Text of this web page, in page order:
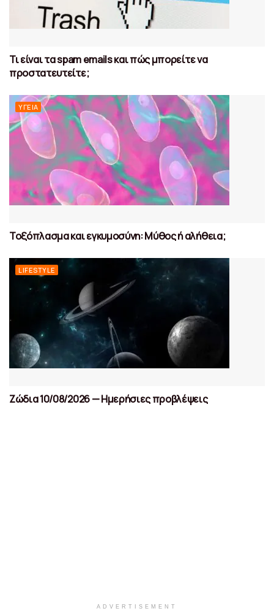
Τι είναι τα spam emails και πώς μπορείτε να
προστατευτείτε;
ΥΓΕΊΑ
Τοξόπλασμα και εγκυμοσύνη: Μύθος ή αλήθεια;
LIFESTYLE
Ζώδια 10/08/2026 — Ημερήσιες προβλέψεις
ADVERTISEMENT